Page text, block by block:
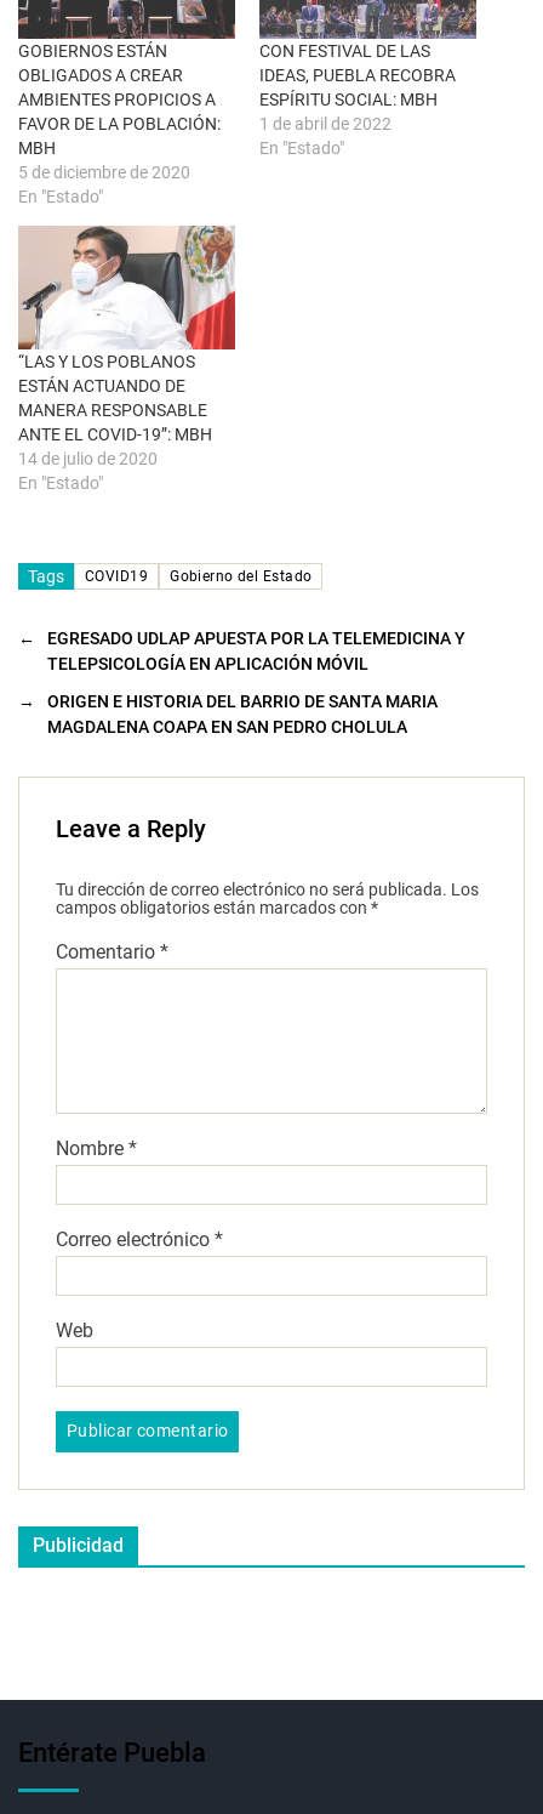
v
e
n
t
a
n
a
n
e
v
a
)
b
o
o
k
(
S
e
a
b
e
n
a
v
e
n
n
a
n
u
e
v
a
)
GOBIERNOS ESTÁN
OBLIGADOS A CREAR
AMBIENTES PROPICIOS A
FAVOR DE LA POBLACIÓN:
MBH
5 de diciembre de 2020
En "Estado"
CON FESTIVAL DE LAS
IDEAS, PUEBLA RECOBRA
ESPÍRITU SOCIAL: MBH
1 de abril de 2022
En "Estado"
“LAS Y LOS POBLANOS
ESTÁN ACTUANDO DE
MANERA RESPONSABLE
ANTE EL COVID-19”: MBH
14 de julio de 2020
En "Estado"
Tags COVID19 Gobierno del Estado
←
EGRESADO UDLAP APUESTA POR LA TELEMEDICINA Y
TELEPSICOLOGÍA EN APLICACIÓN MÓVIL
→
ORIGEN E HISTORIA DEL BARRIO DE SANTA MARIA
MAGDALENA COAPA EN SAN PEDRO CHOLULA
Leave a Reply
Tu dirección de correo electrónico no será publicada. Los
campos obligatorios están marcados con *
Comentario *
Nombre *
Correo electrónico *
Web
Publicidad
Entérate Puebla